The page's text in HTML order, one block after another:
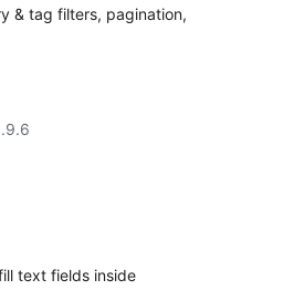
& tag filters, pagination,
text fields inside